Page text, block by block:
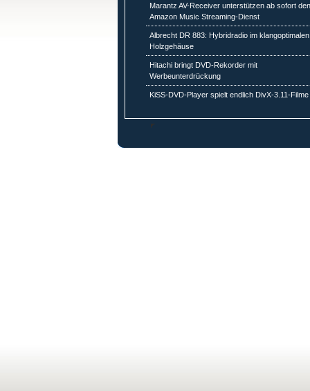
Marantz AV-Receiver unterstützen ab sofort
Amazon Music Streaming-Dienst
Albrecht DR 883: Hybridradio im klangoptimalen
Holzgehäuse
Hitachi bringt DVD-Rekorder mit
Werbeunterdrückung
KiSS-DVD-Player spielt endlich DivX-3.11-Filme